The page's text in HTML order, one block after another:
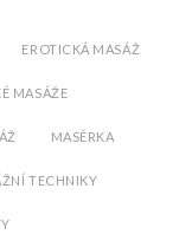
EROTICKÁ MASÁŽ
MASÁŽE
MASÉRKA
TECHNIKY